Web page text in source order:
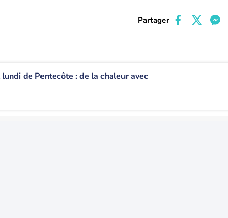
Partager
de Pentecôte : de la chaleur avec